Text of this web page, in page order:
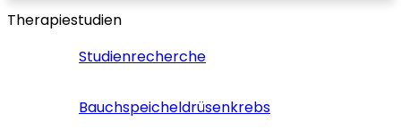
Therapiestudien
Studienrecherche
Bauchspeicheldrüsenkrebs